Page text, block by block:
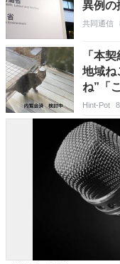
異例の
共同通信
「本
地域ね
ね”「
う」
Hint-Pot